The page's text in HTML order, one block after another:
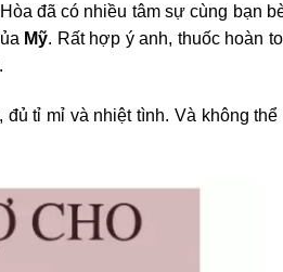
đã có nhiều tâm sự cùng bạn
Mỹ. Rất hợp ý anh, thuốc hoàn
tỉ mỉ và nhiệt tình. Và không thể